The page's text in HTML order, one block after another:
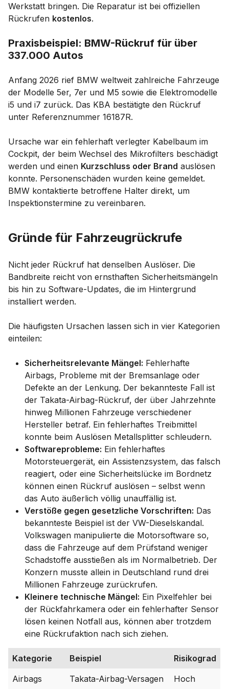
Werkstatt bringen. Die Reparatur ist bei offiziellen
Rückrufen kostenlos.
Praxisbeispiel: BMW-Rückruf für über
337.000 Autos
Anfang 2026 rief BMW weltweit zahlreiche Fahrzeuge
der Modelle 5er, 7er und M5 sowie die Elektromodelle
i5 und i7 zurück. Das KBA bestätigte den Rückruf
unter Referenznummer 16187R.
Ursache war ein fehlerhaft verlegter Kabelbaum im
Cockpit, der beim Wechsel des Mikrofilters beschädigt
werden und einen Kurzschluss oder Brand auslösen
konnte. Personenschäden wurden keine gemeldet.
BMW kontaktierte betroffene Halter direkt, um
Inspektionstermine zu vereinbaren.
Gründe für Fahrzeugrückrufe
Nicht jeder Rückruf hat denselben Auslöser. Die
Bandbreite reicht von ernsthaften Sicherheitsmängeln
bis hin zu Software-Updates, die im Hintergrund
installiert werden.
Die häufigsten Ursachen lassen sich in vier Kategorien
einteilen:
Sicherheitsrelevante Mängel: Fehlerhafte
Airbags, Probleme mit der Bremsanlage oder
Defekte an der Lenkung. Der bekannteste Fall ist
der Takata-Airbag-Rückruf, der über Jahrzehnte
hinweg Millionen Fahrzeuge verschiedener
Hersteller betraf. Ein fehlerhaftes Treibmittel
konnte beim Auslösen Metallsplitter schleudern.
Softwareprobleme: Ein fehlerhaftes
Motorsteuergerät, ein Assistenzsystem, das falsch
reagiert, oder eine Sicherheitslücke im Bordnetz
können einen Rückruf auslösen – selbst wenn
das Auto äußerlich völlig unauffällig ist.
Verstöße gegen gesetzliche Vorschriften: Das
bekannteste Beispiel ist der VW-Dieselskandal.
Volkswagen manipulierte die Motorsoftware so,
dass die Fahrzeuge auf dem Prüfstand weniger
Schadstoffe ausstießen als im Normalbetrieb. Der
Konzern musste allein in Deutschland rund drei
Millionen Fahrzeuge zurückrufen.
Kleinere technische Mängel: Ein Pixelfehler bei
der Rückfahrkamera oder ein fehlerhafter Sensor
lösen keinen Notfall aus, können aber trotzdem
eine Rückrufaktion nach sich ziehen.
Kategorie Beispiel
Risikograd
Airbags
Takata-Airbag-Versagen Hoch